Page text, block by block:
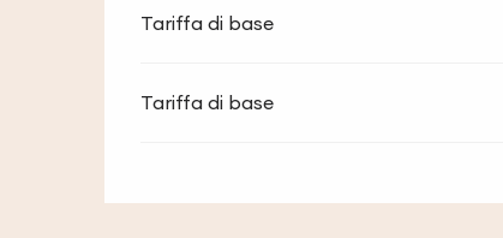
Tariffa di base
Tariffa di base